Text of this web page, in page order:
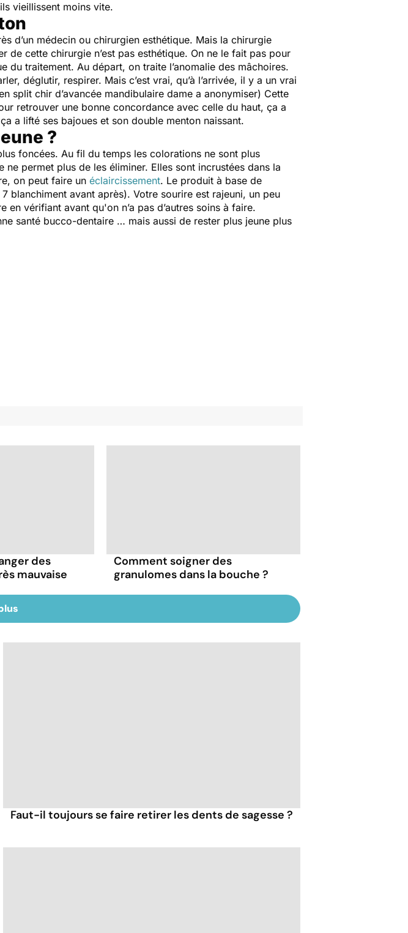
vieillissent moins vite.
d’un médecin ou chirurgien esthétique. Mais la chirurgie
cette chirurgie n’est pas esthétique. On ne le fait pas pour
du traitement. Au départ, on traite l’anomalie des mâchoires.
déglutir, respirer. Mais c’est vrai, qu’à l’arrivée, il y a un vrai
split chir d’avancée mandibulaire dame a anonymiser) Cette
retrouver une bonne concordance avec celle du haut, ça a
a lifté ses bajoues et son double menton naissant.
?
foncées. Au fil du temps les colorations ne sont plus
permet plus de les éliminer. Elles sont incrustées dans la
on peut faire un éclaircissement. Le produit à base de
blanchiment avant après). Votre sourire est rajeuni, un peu
vérifiant avant qu'on n’a pas d’autres soins à faire.
santé bucco-dentaire … mais aussi de rester plus jeune plus
des
mauvaise
Comment soigner des
granulomes dans la bouche ?
Faut-il toujours se faire retirer les dents de sagesse ?